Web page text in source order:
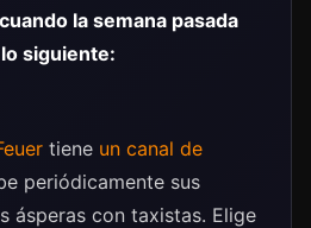
la semana pasada
siguiente:
tiene un canal de
periódicamente sus
ásperas con taxistas. Elige